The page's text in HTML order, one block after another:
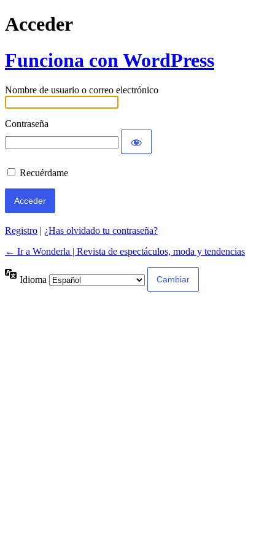
Acceder
Funciona con WordPress
Nombre de usuario o correo electrónico
Contraseña
Recuérdame
Registro | ¿Has olvidado tu contraseña?
← Ir a Wonderla | Revista de espectáculos, moda y tendencias
Idioma